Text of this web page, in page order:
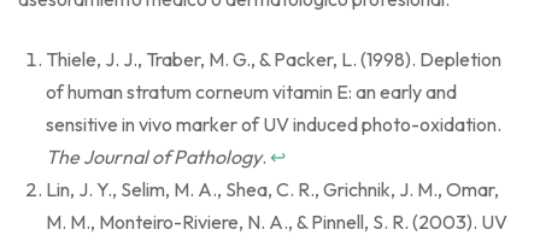
Thiele, J. J., Traber, M. G., & Packer, L. (1998). Depletion
of human stratum corneum vitamin E: an early and
sensitive in vivo marker of UV induced photo-oxidation.
The Journal of Pathology. ↩
Lin, J. Y., Selim, M. A., Shea, C. R., Grichnik, J. M., Omar,
M. M., Monteiro-Riviere, N. A., & Pinnell, S. R. (2003). UV